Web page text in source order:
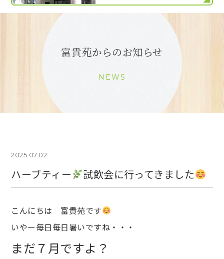
富貴苑からのお知らせ
NEWS
2025.07.02
ハーブティー 試飲会に行ってきました
こんにちは 富貴苑です
いやー毎日毎日暑いですね・・・
まだ７月ですよ？